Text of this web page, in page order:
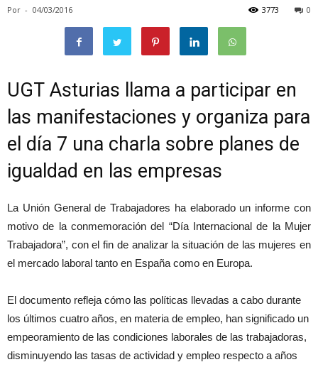
Por - 04/03/2016 0
3773
UGT Asturias llama a participar en
las manifestaciones y organiza para
el día 7 una charla sobre planes de
igualdad en las empresas
La Unión General de Trabajadores ha elaborado un informe con
motivo de la conmemoración del “Día Internacional de la Mujer
Trabajadora”, con el fin de analizar la situación de las mujeres en
el mercado laboral tanto en España como en Europa.
El documento refleja cómo las políticas llevadas a cabo durante
los últimos cuatro años, en materia de empleo, han significado un
empeoramiento de las condiciones laborales de las trabajadoras,
disminuyendo las tasas de actividad y empleo respecto a años